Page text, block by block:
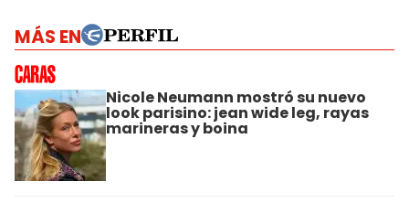
MÁS EN
Nicole Neumann mostró su nuevo
look parisino: jean wide leg, rayas
marineras y boina